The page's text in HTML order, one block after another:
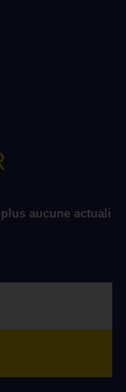
aucune actuali